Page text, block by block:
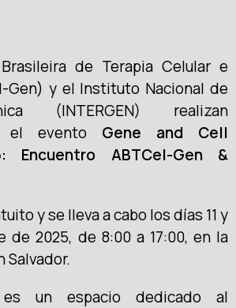
de Terapia Celular e
Gen) y el Instituto Nacional de
(INTERGEN) realizan
el evento Gene and Cell
Encuentro ABTCel-Gen &
y se lleva a cabo los días 11 y
de 2025, de 8:00 a 17:00, en la
Salvador.
un espacio dedicado al